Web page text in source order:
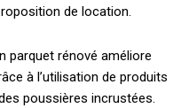
de location.
parquet rénové améliore
à l’utilisation de produits
poussières incrustées.